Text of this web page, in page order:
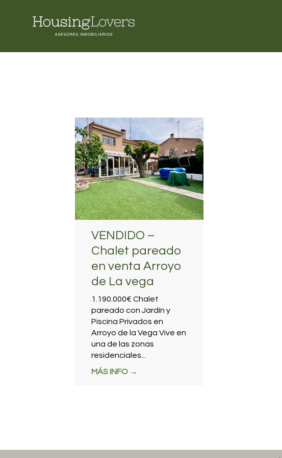
VENDIDO –
Chalet pareado
en venta Arroyo
de La vega
1.190.000€ Chalet
pareado con Jardín y
Piscina Privados en
Arroyo de la Vega Vive en
una de las zonas
residenciales...
MÁS INFO →